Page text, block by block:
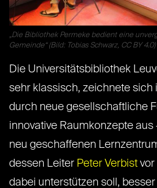
„Die Bibliothek Permeke bedient eine
Gemeinde“ (Bild: Tobias Schwarz, CC BY 4.0)
Die Universitätsbibliothek
sehr klassisch, zeichnete sich
durch neue gesellschaftliche
innovative Raumkonzepte aus
neu geschaffenen
dessen Leiter Peter Verbist vor
dabei unterstützen soll,